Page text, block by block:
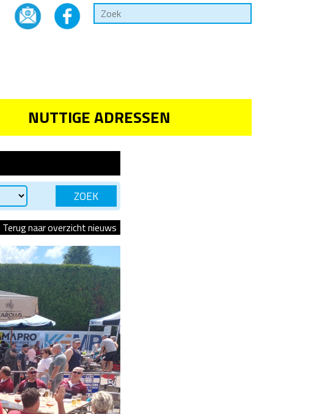
NUTTIGE ADRESSEN
Terug naar overzicht nieuws